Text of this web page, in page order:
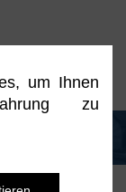
um Ihnen
zu